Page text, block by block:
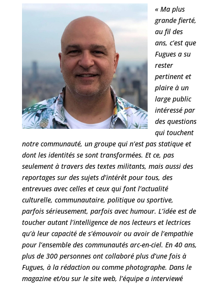
« Ma plus
grande fierté,
au fil des
ans, c’est que
Fugues a su
rester
pertinent et
plaire à un
large public
intéressé par
des questions
qui touchent
notre communauté, un groupe qui n’est pas statique et
dont les identités se sont transformées. Et ce, pas
seulement à travers des textes militants, mais aussi des
reportages sur des sujets d’intérêt pour tous, des
entrevues avec celles et ceux qui font l’actualité
culturelle, communautaire, politique ou sportive,
parfois sérieusement, parfois avec humour. L’idée est de
toucher autant l’intelligence de nos lecteurs et lectrices
qu’à leur capacité de s’émouvoir ou avoir de l’empathie
pour l’ensemble des communautés arc-en-ciel. En 40 ans,
plus de 300 personnes ont collaboré plus d’une fois à
Fugues, à la rédaction ou comme photographe. Dans le
magazine et/ou sur le site web, l’équipe a interviewé